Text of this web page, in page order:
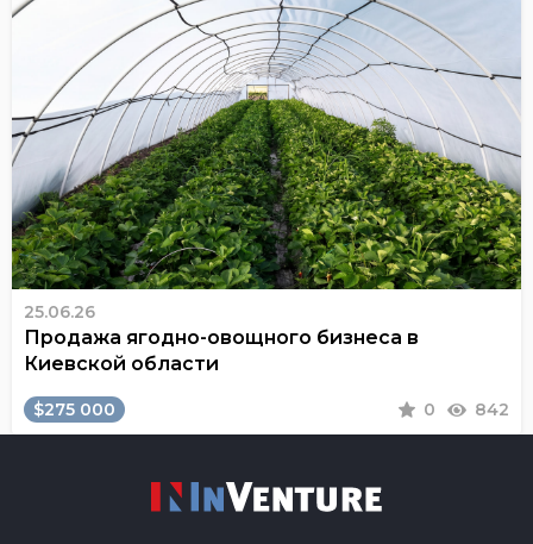
25.06.26
Продажа ягодно-овощного бизнеса в
Киевской области
$275 000 0 842